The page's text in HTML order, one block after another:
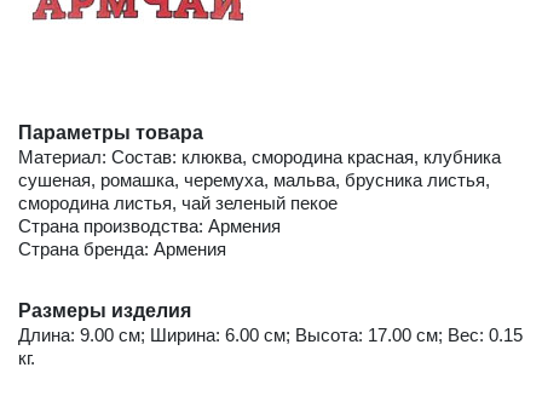
Параметры товара
Материал: Состав: клюква, смородина красная, клубника
сушеная, ромашка, черемуха, мальва, брусника листья,
смородина листья, чай зеленый пекое
Страна производства: Армения
Страна бренда: Армения
Размеры изделия
Длина: 9.00 см; Ширина: 6.00 см; Высота: 17.00 см; Вес: 0.15
кг.